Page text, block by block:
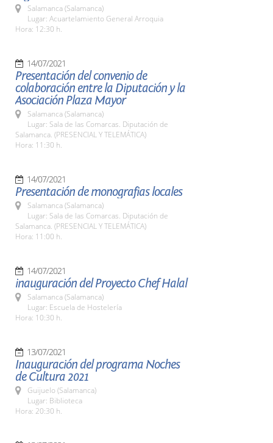
Salamanca (Salamanca)
Lugar: Acuartelamiento General Arroquia
Hora: 12:30 h.
14/07/2021
Presentación del convenio de
colaboración entre la Diputación y la
Asociación Plaza Mayor
Salamanca (Salamanca)
Lugar: Sala de las Comarcas. Diputación de
Salamanca. (PRESENCIAL Y TELEMÁTICA)
Hora: 11:30 h.
14/07/2021
Presentación de monografias locales
Salamanca (Salamanca)
Lugar: Sala de las Comarcas. Diputación de
Salamanca. (PRESENCIAL Y TELEMÁTICA)
Hora: 11:00 h.
14/07/2021
inauguración del Proyecto Chef Halal
Salamanca (Salamanca)
Lugar: Escuela de Hostelería
Hora: 10:30 h.
13/07/2021
Inauguración del programa Noches
de Cultura 2021
Guijuelo (Salamanca)
Lugar: Biblioteca
Hora: 20:30 h.